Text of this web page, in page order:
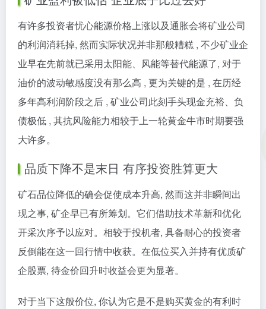
有许多投资者忧心能源价格上涨以及通胀会将矿业公司
的利润消耗掉, 然而实际状况并非那般糟糕 , 不少矿业企
业早在先前就已采用太阳能、风能等替代能源了, 对于
油价的波动敏感度没有那么高 , 更为关键的是 , 在历经
多年高利润阶段之后 , 矿业公司此刻手头现金充裕、负
债极低 , 其抗风险能力相较于上一轮黄金牛市时期要强
大许多。
品质下降不是末日 有序投资胜算更大
矿石品位降低的确会促使成本升高, 然而这并非瞬间出
现之事, 矿企早已有所筹划。它们借助技术革新和优化
开采次序予以应对。相较于投机者, 具备耐心的投资者
反倒能在这一回行情中收获。在低位买入并持有优质矿
企股票, 待金价回升时收益会更为显著。
对于当下这般价位, 你认为它是不是购买黄金的有利时